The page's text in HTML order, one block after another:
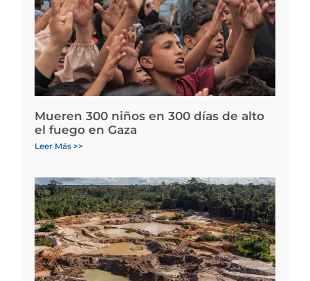
Mueren 300 niños en 300 días de alto
el fuego en Gaza
Leer Más >>